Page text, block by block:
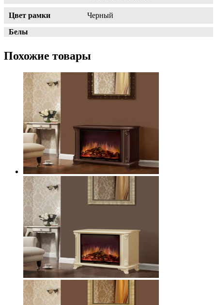
Цвет рамки
Черный
Белы
Похожие товары